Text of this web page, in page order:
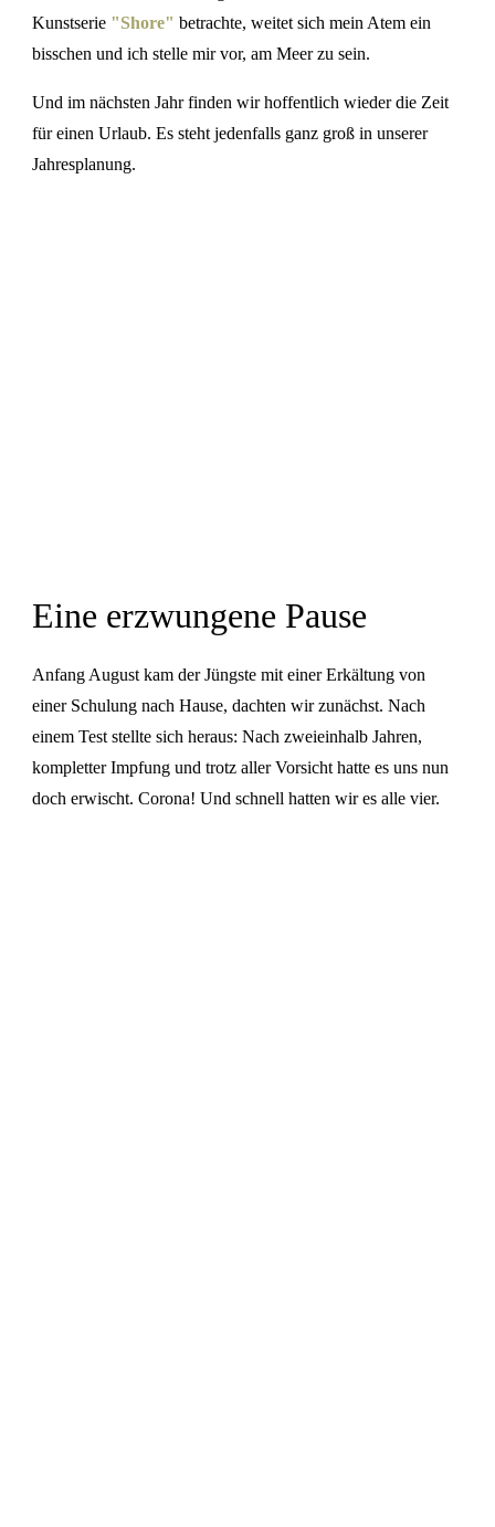
Kunstserie "Shore" betrachte, weitet sich mein Atem ein
bisschen und ich stelle mir vor, am Meer zu sein.
Und im nächsten Jahr finden wir hoffentlich wieder die Zeit
für einen Urlaub. Es steht jedenfalls ganz groß in unserer
Jahresplanung.
Eine erzwungene Pause
Anfang August kam der Jüngste mit einer Erkältung von
einer Schulung nach Hause, dachten wir zunächst. Nach
einem Test stellte sich heraus: Nach zweieinhalb Jahren,
kompletter Impfung und trotz aller Vorsicht hatte es uns nun
doch erwischt. Corona! Und schnell hatten wir es alle vier.